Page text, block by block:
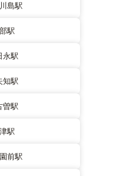
島駅
駅
永駅
知駅
曽駅
駅
前駅